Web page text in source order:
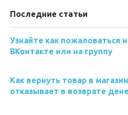
Последние статьи
Узнайте как пожаловаться
ВКонтакте или на группу
Как вернуть товар в
отказывает в возврате